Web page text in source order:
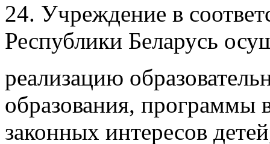
24. Учреждение в
Республики Беларусь
реализацию
образования, программы
законных интересов